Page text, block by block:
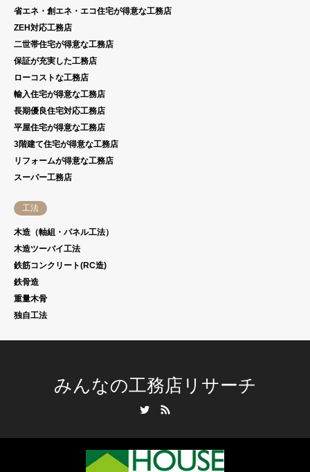
省エネ・創エネ・エコ住宅が得意な工務店
ZEH対応工務店
二世帯住宅が得意な工務店
保証が充実した工務店
ローコストな工務店
輸入住宅が得意な工務店
長期優良住宅対応工務店
平屋住宅が得意な工務店
3階建て住宅が得意な工務店
リフォームが得意な工務店
スーパー工務店
工法
木造（軸組・パネル工法）
木造ツーバイ工法
鉄筋コンクリート(RC造)
鉄骨造
重量木骨
独自工法
みんなの工務店リサーチ